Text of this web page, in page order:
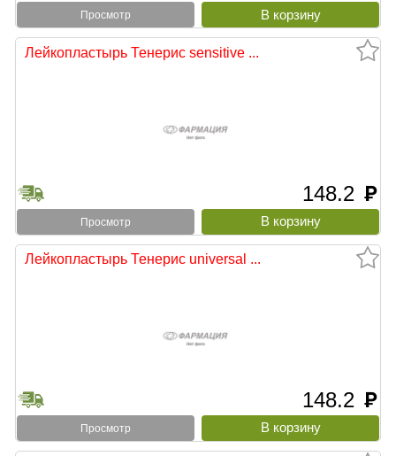
Просмотр
Лейкопластырь Тенерис sensitive ...
148.2 руб
Просмотр
Лейкопластырь Тенерис universal ...
148.2 руб
Просмотр